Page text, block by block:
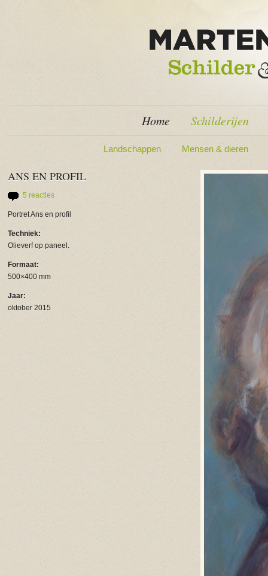
Home Schilderijen
Landschappen Mensen & dieren
ANS EN PROFIL
5 reacties
Portret Ans en profil
Techniek:
Olieverf op paneel.
Formaat:
500×400 mm
Jaar:
oktober 2015